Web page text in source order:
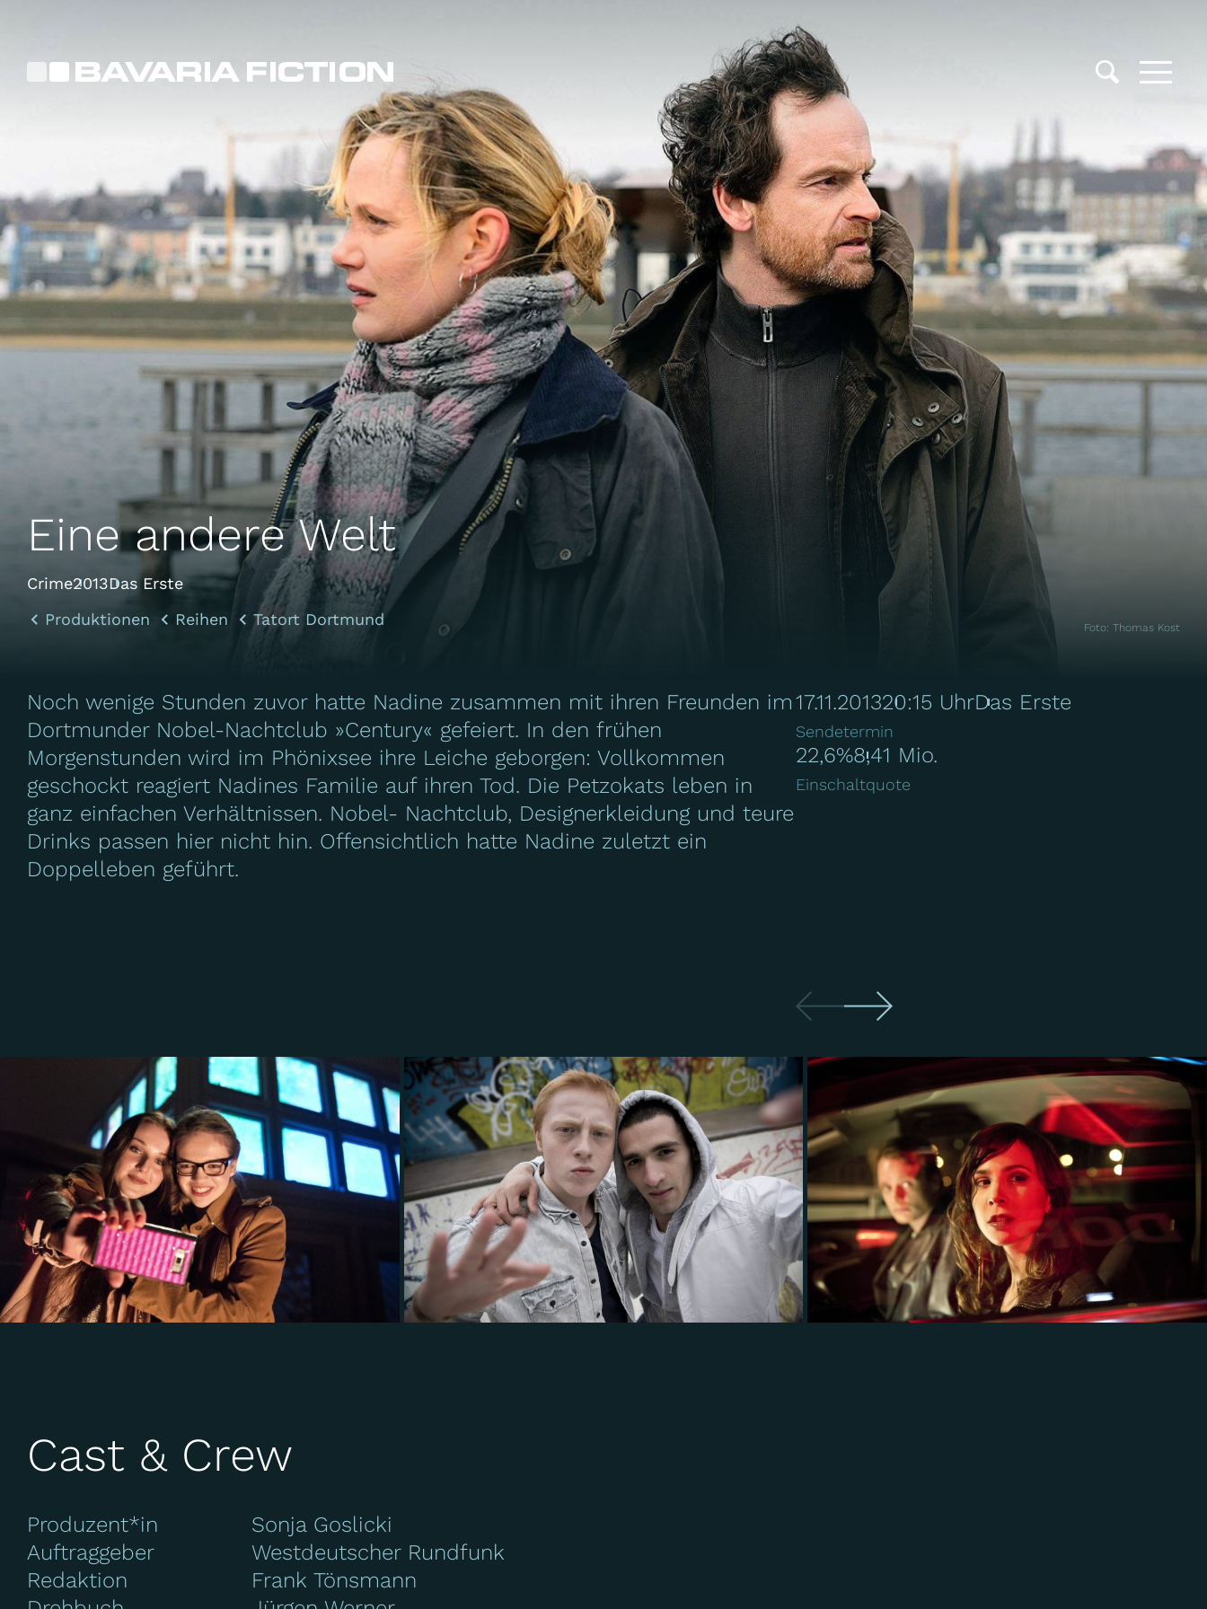
Inhalt
Eine andere Welt
Crime2013Das Erste
Produktionen
Reihen Tatort Dortmund Foto: Thomas Kost
Noch wenige Stunden zuvor hatte Nadine zusammen mit ihren Freunden im
Dortmunder Nobel-Nachtclub »Century« gefeiert. In den frühen
Morgenstunden wird im Phönixsee ihre Leiche geborgen: Vollkommen
geschockt reagiert Nadines Familie auf ihren Tod. Die Petzokats leben in
ganz ein­fachen Verhältnissen. Nobel- Nachtclub, Designerkleidung und teure
Drinks passen hier nicht hin. Offensichtlich hatte Nadine zuletzt ein
Doppelleben geführt.
17.11.201320:15 UhrDas Erste
Sendetermin
22,6%8,41 Mio.
Einschaltquote
Cast & Crew
Produzent*in
Sonja Goslicki
Auftraggeber
Westdeutscher Rundfunk
Redaktion
Frank Tönsmann